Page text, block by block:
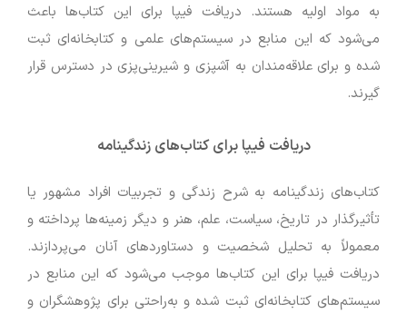
به مواد اولیه هستند. دریافت فیپا برای این کتاب‌ها باعث
می‌شود که این منابع در سیستم‌های علمی و کتابخانه‌ای ثبت
شده و برای علاقه‌مندان به آشپزی و شیرینی‌پزی در دسترس قرار
گیرند.
دریافت فیپا برای کتاب‌های زندگینامه
کتاب‌های زندگینامه به شرح زندگی و تجربیات افراد مشهور یا
تأثیرگذار در تاریخ، سیاست، علم، هنر و دیگر زمینه‌ها پرداخته و
معمولاً به تحلیل شخصیت و دستاوردهای آنان می‌پردازند.
دریافت فیپا برای این کتاب‌ها موجب می‌شود که این منابع در
سیستم‌های کتابخانه‌ای ثبت شده و به‌راحتی برای پژوهشگران و